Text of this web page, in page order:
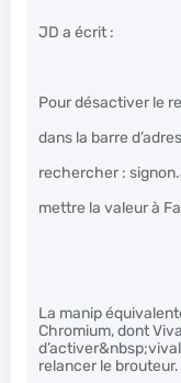
JD a écrit :
Pour désactiver le
dans la barre
rechercher :
mettre la valeur à
La manip
Chromium, dont
relancer le brouteur.